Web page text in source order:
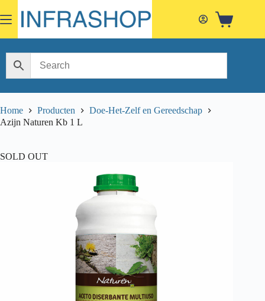
to
content
Shopping
Home Producten
Doe-Het-Zelf en Gereedschap
Azijn Naturen Kb 1 L
SOLD OUT